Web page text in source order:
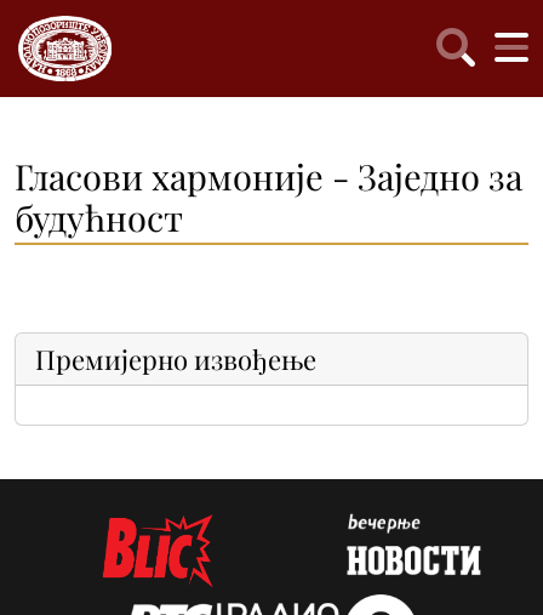
Гласови хармоније - Заједно за
будућност
Премијерно извођење